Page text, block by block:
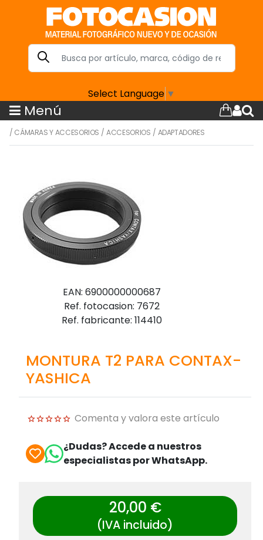
Select Language ▼
Menú
/ CÁMARAS Y ACCESORIOS /ACCESORIOS / ADAPTADORES
EAN: 6900000000687
Ref. fotocasion: 7672
Ref. fabricante: 114410
MONTURA T2 PARA CONTAX-
YASHICA
Comenta y valora este artículo
¿Dudas? Accede a nuestros
especialistas por WhatsApp.
20,00 €
(IVA incluido)